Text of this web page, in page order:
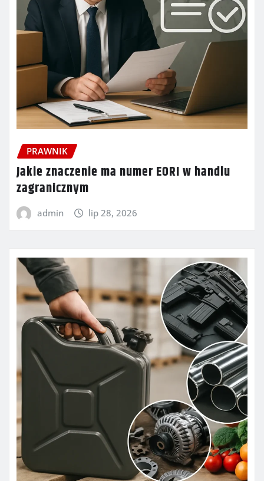
PRAWNIK
Jakie znaczenie ma numer EORI w handlu
zagranicznym
admin lip 28, 2026